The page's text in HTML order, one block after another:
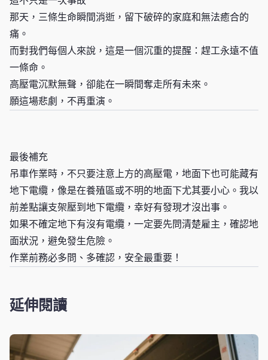
那天，三條生命瞬間消逝，留下破碎的家庭和無法癒合的
痛。
而對我們每個人來說，這是一個沉重的提醒：趕工永遠不值
一條命。
高壓電沉默無聲，卻能在一瞬間奪走所有未來。
願這場悲劇，不再重演。
最後補充
吊車作業時，不只要注意上方的高壓電，地面下也可能藏有
地下電纜，像是在養殖區或不明的地面下尤其要小心。我以
前差點讓支架壓到地下電纜，幸好有發現才沒出事。
如果不確定地下有沒有電纜，一定要先問清楚雇主，確認地
面狀況，避免發生危險。
作業前務必多問、多確認，安全最重要！
延伸閱讀